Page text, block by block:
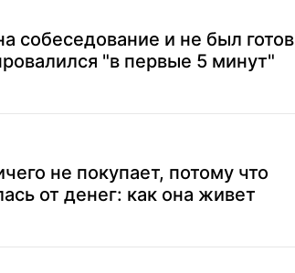
собеседование и не был готов
"в первые 5 минут"
не покупает, потому что
от денег: как она живет